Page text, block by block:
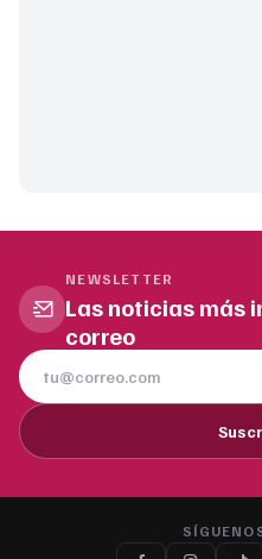
NEWSLETTER
Las noticias más
correo